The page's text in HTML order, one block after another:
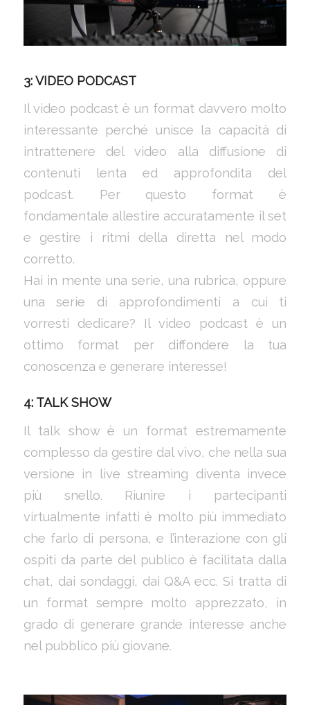
3: VIDEO PODCAST
Il video podcast è un format davvero molto
interessante perché unisce la capacità di
intrattenere del video alla diffusione di
contenuti lenta ed approfondita del
podcast. Per questo format è
fondamentale allestire accuratamente il set
e gestire i ritmi della diretta nel modo
corretto.
Hai in mente una serie, una rubrica, oppure
una serie di approfondimenti a cui ti
vorresti dedicare? Il video podcast è un
ottimo format per diffondere la tua
conoscenza e generare interesse!
4: TALK SHOW
Il talk show è un format estremamente
complesso da gestire dal vivo, che nella sua
versione in live streaming diventa invece
più snello. Riunire i partecipanti
virtualmente infatti è molto più immediato
che farlo di persona, e l’interazione con gli
ospiti da parte del publico è facilitata dalla
chat, dai sondaggi, dai Q&A ecc. Si tratta di
un format sempre molto apprezzato, in
grado di generare grande interesse anche
nel pubblico più giovane.